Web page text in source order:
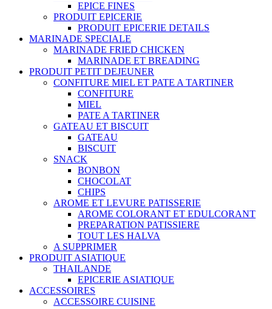
EPICE FINES
PRODUIT EPICERIE
PRODUIT EPICERIE DETAILS
MARINADE SPECIALE
MARINADE FRIED CHICKEN
MARINADE ET BREADING
PRODUIT PETIT DEJEUNER
CONFITURE MIEL ET PATE A TARTINER
CONFITURE
MIEL
PATE A TARTINER
GATEAU ET BISCUIT
GATEAU
BISCUIT
SNACK
BONBON
CHOCOLAT
CHIPS
AROME ET LEVURE PATISSERIE
AROME COLORANT ET EDULCORANT
PREPARATION PATISSIERE
TOUT LES HALVA
A SUPPRIMER
PRODUIT ASIATIQUE
THAILANDE
EPICERIE ASIATIQUE
ACCESSOIRES
ACCESSOIRE CUISINE